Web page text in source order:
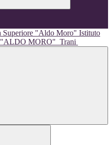
Istituto
"ALDO MORO" Trani